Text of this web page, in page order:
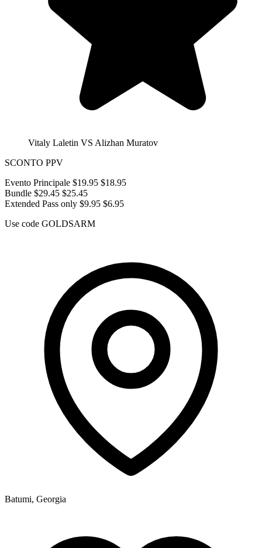
Vitaly Laletin VS Alizhan Muratov
SCONTO PPV
Evento Principale $19.95 $18.95
Bundle $29.45 $25.45
Extended Pass only $9.95 $6.95
Use code GOLDSARM
Batumi, Georgia